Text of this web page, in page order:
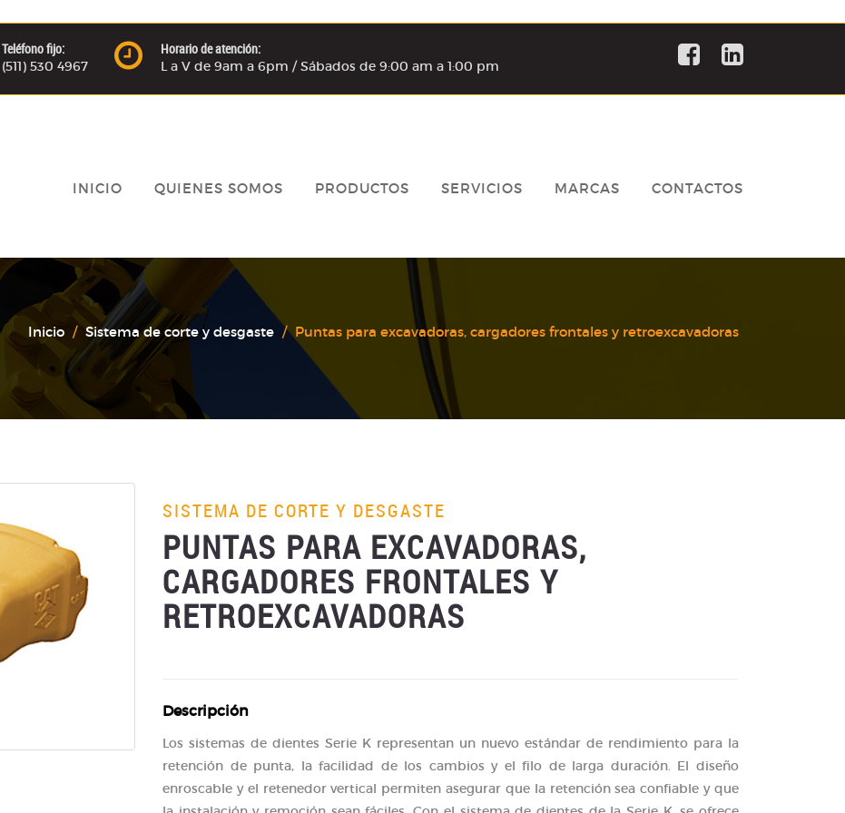
Teléfono fijo:
(511) 530 4967
Horario de atención:
L a V de 9am a 6pm / Sábados de 9:00 am a 1:00 pm
INICIO QUIENES SOMOS PRODUCTOS SERVICIOS MARCAS CONTACTOS
Inicio Sistema de corte y desgaste Puntas para excavadoras, cargadores frontales y retroexcavadoras
SISTEMA DE CORTE Y DESGASTE
PUNTAS PARA EXCAVADORAS,
CARGADORES FRONTALES Y
RETROEXCAVADORAS
Descripción
Los sistemas de dientes Serie K representan un nuevo estándar de rendimiento para la
retención de punta, la facilidad de los cambios y el filo de larga duración. El diseño
enroscable y el retenedor vertical permiten asegurar que la retención sea confiable y que